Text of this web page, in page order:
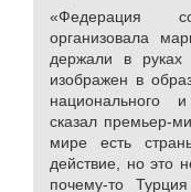
«Федерация
организовала
держали в
изображен в
национального
сказал премьер-
мире есть
действие, но это
почему-то